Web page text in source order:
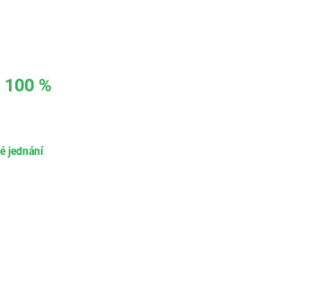
100 %
jednání